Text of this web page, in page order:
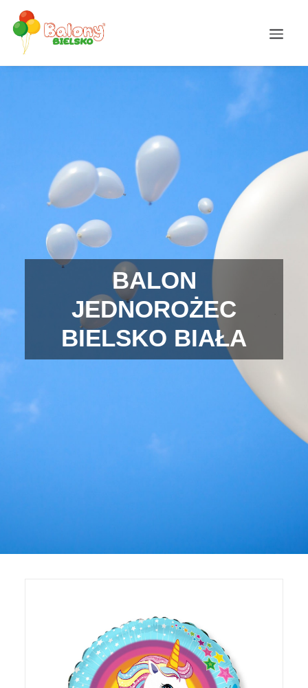
BALON
JEDNOROŻEC
BIELSKO BIAŁA